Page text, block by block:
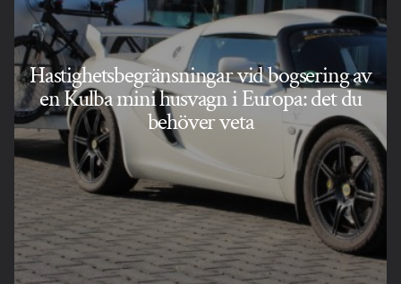
Hastighetsbegränsningar vid bogsering av
en Kulba mini husvagn i Europa: det du
behöver veta